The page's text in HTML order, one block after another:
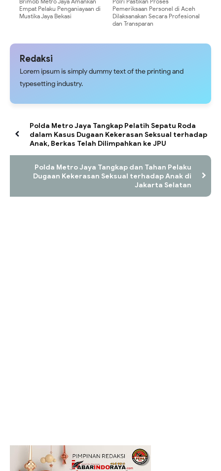
Empat Pelaku Penganiayaan di
Mustika Jaya Bekasi
Pemeriksaan Personel di Aceh
Dilaksanakan Secara Profesional
dan Transparan
Redaksi
Lorem ipsum is simply dummy text of the printing and
typesetting industry.
Polda Metro Jaya Tangkap Pelatih Sepatu Roda
dalam Kasus Dugaan Kekerasan Seksual terhadap
Anak, Berkas Telah Dilimpahkan ke JPU
Polda Metro Jaya Tangkap dan Tahan Pelaku
Dugaan Kekerasan Seksual terhadap Anak di
Jakarta Selatan